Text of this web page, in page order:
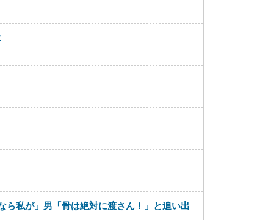
私が」男「骨は絶対に渡さん！」と追い出